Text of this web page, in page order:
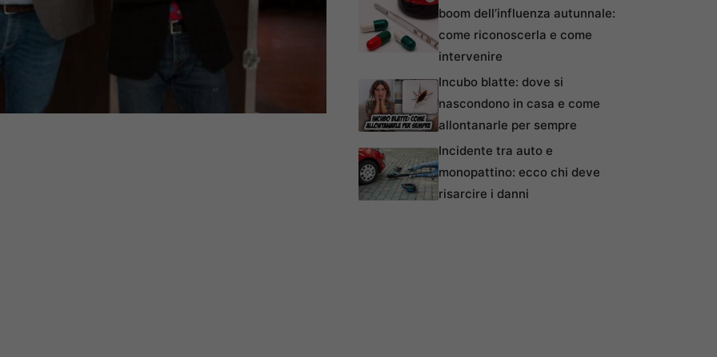
boom dell’influenza autunnale:
come riconoscerla e come
intervenire
Incubo blatte: dove si
nascondono in casa e come
allontanarle per sempre
Incidente tra auto e
monopattino: ecco chi deve
risarcire i danni